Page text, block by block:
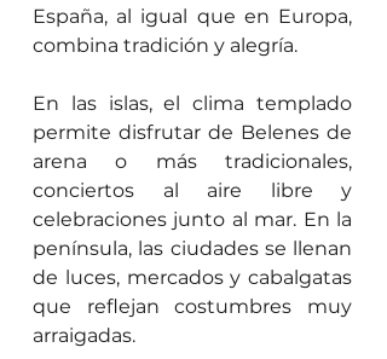
España, al igual que en Europa,
combina tradición y alegría.
En las islas, el clima templado
permite disfrutar de Belenes de
arena o más tradicionales,
conciertos al aire libre y
celebraciones junto al mar. En la
península, las ciudades se llenan
de luces, mercados y cabalgatas
que reflejan costumbres muy
arraigadas.